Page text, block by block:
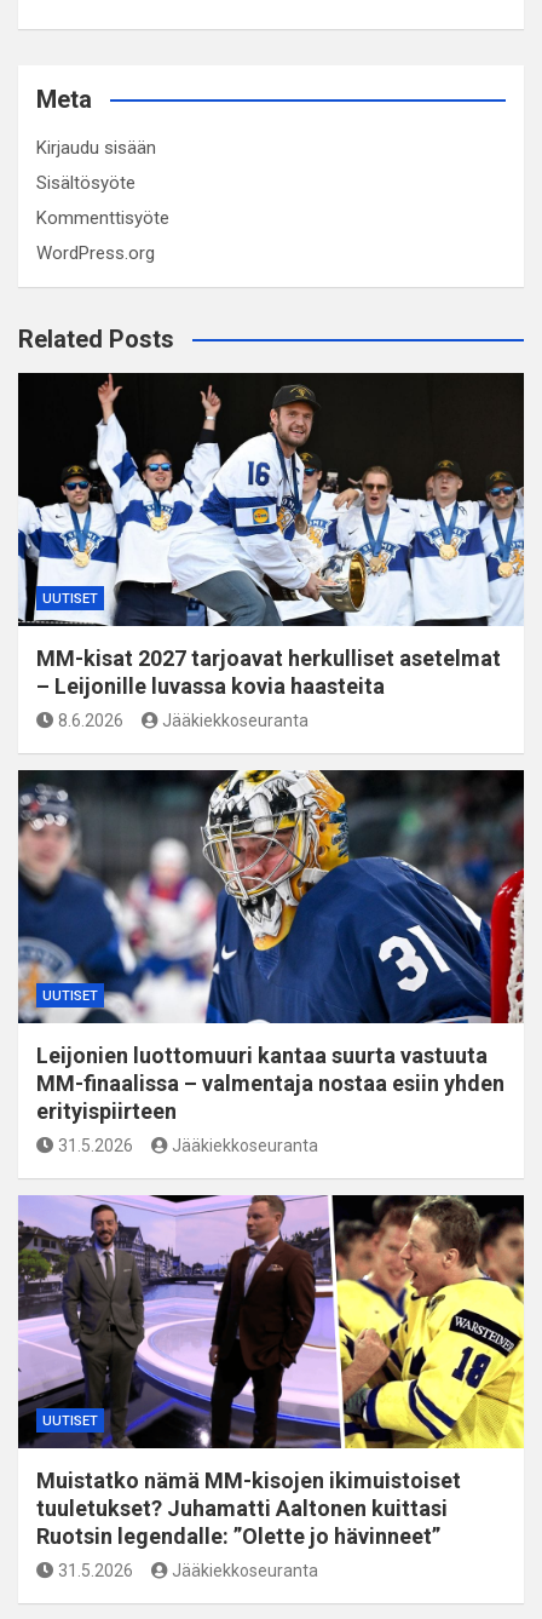
Meta
Kirjaudu sisään
Sisältösyöte
Kommenttisyöte
WordPress.org
Related Posts
UUTISET
MM-kisat 2027 tarjoavat herkulliset asetelmat
– Leijonille luvassa kovia haasteita
8.6.2026 Jääkiekkoseuranta
UUTISET
Leijonien luottomuuri kantaa suurta vastuuta
MM-finaalissa – valmentaja nostaa esiin yhden
erityispiirteen
31.5.2026 Jääkiekkoseuranta
UUTISET
Muistatko nämä MM-kisojen ikimuistoiset
tuuletukset? Juhamatti Aaltonen kuittasi
Ruotsin legendalle: ”Olette jo hävinneet”
31.5.2026 Jääkiekkoseuranta